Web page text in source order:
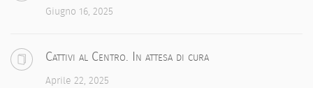
Giugno 16, 2025
Cattivi al Centro. In attesa di cura
Aprile 22, 2025